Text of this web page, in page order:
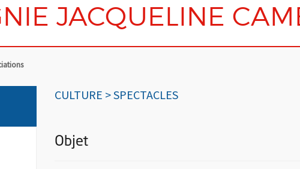
JACQUELINE
CULTURE > SPECTACLES
Objet